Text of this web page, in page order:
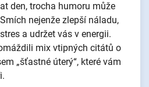
den, trocha humoru může
nejenže zlepší náladu,
a udržet vás v energii.
mix vtipných citátů o
„šťastné úterý“, které vám